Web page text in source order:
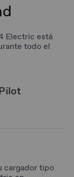
Electric está
todo el
cargador tipo